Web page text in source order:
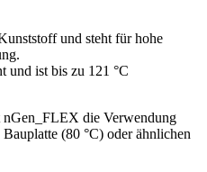
und steht für hohe
und ist bis zu 121 °C
die Verwendung
(80 °C) oder ähnlichen